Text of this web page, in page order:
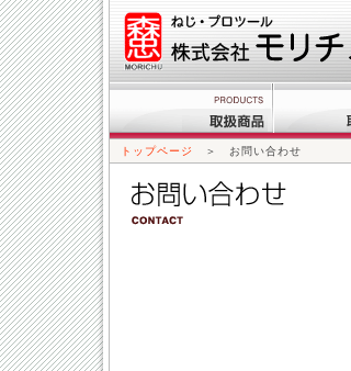
トップページ ＞ お問い合わせ